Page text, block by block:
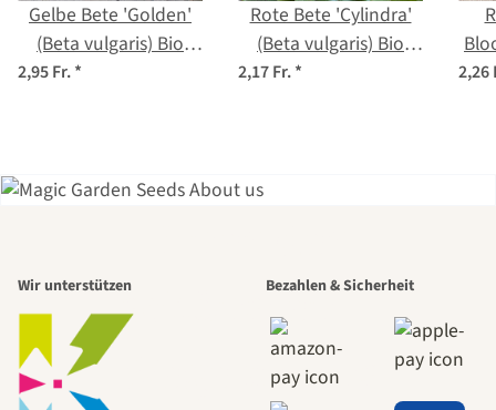
Gelbe Bete 'Golden'
(Beta vulgaris) Bio
Saatgut
2,95 Fr.*
Rote Bete 'Cylindra'
(Beta vulgaris) Bio
Saatgut
2,17 Fr.* 2,26
schönsten
Wege zu uns
Wir unterstützen Bezahlen & Sicherheit